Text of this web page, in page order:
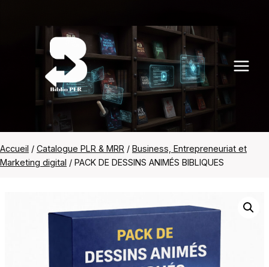
Accueil / Catalogue PLR & MRR / Business, Entrepreneuriat et
Marketing digital / PACK DE DESSINS ANIMÉS BIBLIQUES